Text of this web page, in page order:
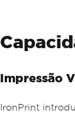
Impressão
IronPrint